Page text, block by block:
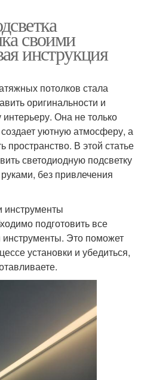
своими
инструкция
потолков стала
оригинальности и
Она не только
уютную атмосферу, а
пространство. В этой статье
светодиодную подсветку
без привлечения
подготовить все
Это поможет
установки и убедиться,